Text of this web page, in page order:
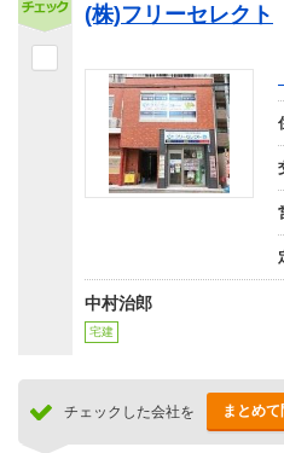
(株)フリーセレクト
中村治郎
宅建
チェックした会社を まとめ